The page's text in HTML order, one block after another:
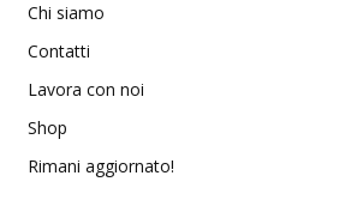
Chi siamo
Contatti
Lavora con noi
Shop
Rimani aggiornato!